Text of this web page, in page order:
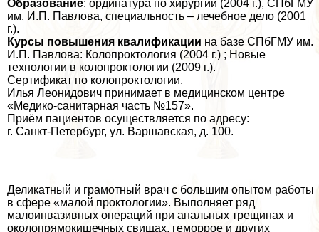
Образование: ординатура по хирургии (2004 г.), СПбГМУ
им. И.П. Павлова, специальность – лечебное дело (2001
г.).
Курсы повышения квалификации на базе СПбГМУ им.
И.П. Павлова: Колопроктология (2004 г.) ; Новые
технологии в колопроктологии (2009 г.).
Сертификат по колопроктологии.
Илья Леонидович принимает в медицинском центре
«Медико-санитарная часть №157».
Приём пациентов осуществляется по адресу:
г. Санкт-Петербург, ул. Варшавская, д. 100.
Деликатный и грамотный врач с большим опытом работы
в сфере «малой проктологии». Выполняет ряд
малоинвазивных операций при aнaльных трещинах и
околопрямокишечных свищах, геморрое и других